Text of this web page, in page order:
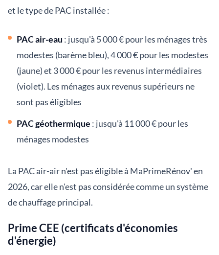
et le type de PAC installée :
PAC air-eau : jusqu'à 5 000 € pour les ménages très
modestes (barème bleu), 4 000 € pour les modestes
(jaune) et 3 000 € pour les revenus intermédiaires
(violet). Les ménages aux revenus supérieurs ne
sont pas éligibles
PAC géothermique : jusqu'à 11 000 € pour les
ménages modestes
La PAC air-air n'est pas éligible à MaPrimeRénov' en
2026, car elle n'est pas considérée comme un système
de chauffage principal.
Prime CEE (certificats d'économies
d'énergie)